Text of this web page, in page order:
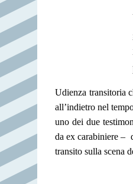
Udienza transitoria
all’indietro nel
uno dei due
da ex carabiniere –
transito sulla scena